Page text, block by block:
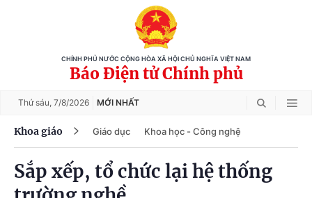
CHÍNH PHỦ NƯỚC CỘNG HÒA XÃ HỘI CHỦ NGHĨA VIỆT NAM
Báo Điện tử Chính phủ
Thứ sáu, 7/8/2026 MỚI NHẤT
Khoa giáo Giáo dục Khoa học - Công nghệ
Sắp xếp, tổ chức lại hệ thống